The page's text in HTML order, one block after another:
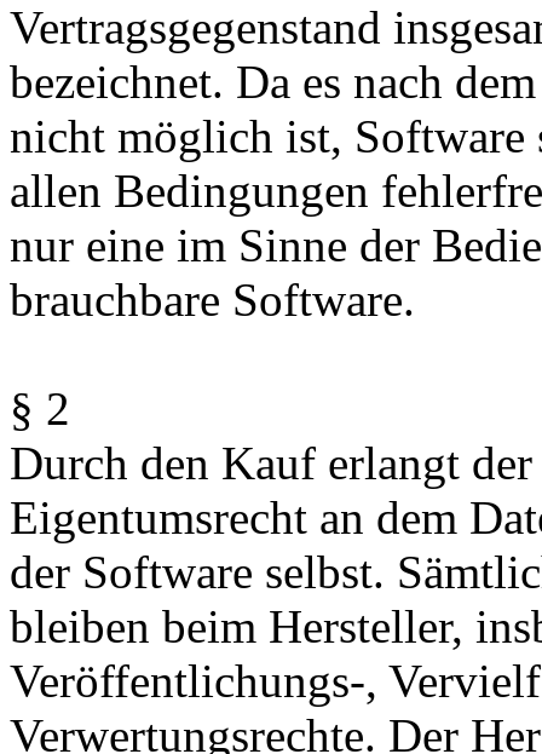
Vertragsgegenstand
bezeichnet. Da es nach
nicht möglich ist, Software
allen Bedingungen
nur eine im Sinne der
brauchbare Software.
§ 2
Durch den Kauf erlangt
Eigentumsrecht an dem
der Software selbst.
bleiben beim Hersteller,
Veröffentlichungs-,
Verwertungsrechte. Der